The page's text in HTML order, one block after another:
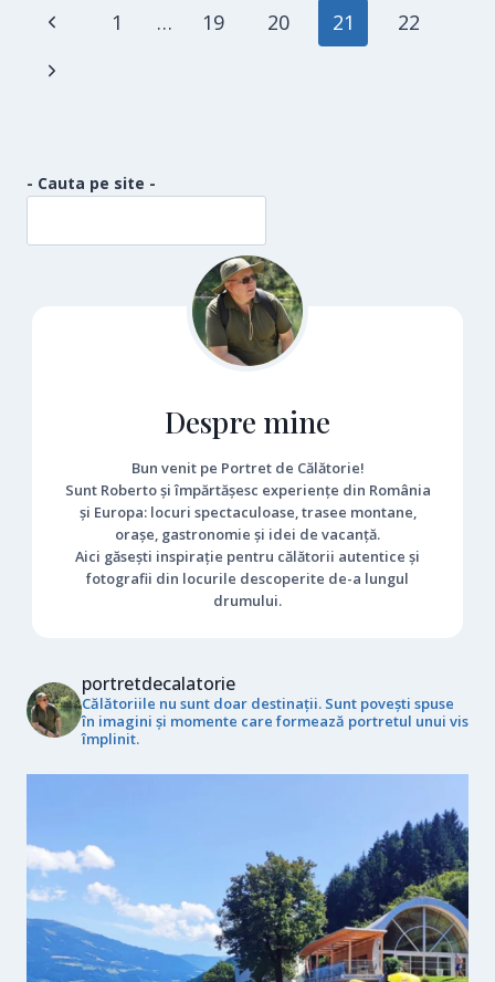
Page
navigation
Previous
Page
1 … 19 20 21
22
Next
- Cauta pe site -
Despre mine
Bun venit pe Portret de Călătorie!
Sunt Roberto și împărtășesc experiențe din România
și Europa: locuri spectaculoase, trasee montane,
orașe, gastronomie și idei de vacanță.
Aici găsești inspirație pentru călătorii autentice și
fotografii din locurile descoperite de-a lungul
drumului.
portretdecalatorie
Călătoriile nu sunt doar destinații. Sunt povești spuse
în imagini și momente care formează portretul unui vis
împlinit.